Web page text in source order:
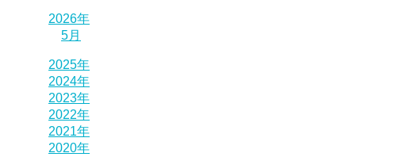
2026年
5月
2025年
2024年
2023年
2022年
2021年
2020年